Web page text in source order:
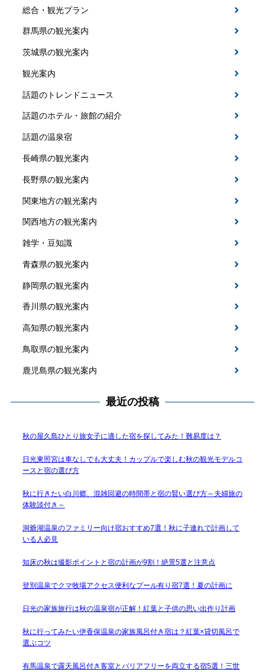
総合・観光プラン
群馬県の観光案内
茨城県の観光案内
観光案内
話題のトレンドニュース
話題のホテル・旅館の紹介
話題の温泉宿
長崎県の観光案内
長野県の観光案内
関東地方の観光案内
関西地方の観光案内
雑学・豆知識
青森県の観光案内
静岡県の観光案内
香川県の観光案内
高知県の観光案内
鳥取県の観光案内
鹿児島県の観光案内
最近の投稿
秋の屋久島ひとり旅女子に適した宿を探してみた！難易度は？
日光東照宮は車なしでも大丈夫！カップルで楽しむ秋の観光モデルコ
ースと宿の選び方
秋に行きたい白川郷、混雑回避の時間帯と宿の賢い選び方～夫婦旅の
体験談付き～
洞爺湖温泉のファミリー向け宿おすすめ7選！秋に子連れで計画して
いる人必見
知床の秋は撮影ポイントと宿の計画が9割！絶景5選と注意点
登別温泉でクマ牧場アクセス便利なプール有り宿7選！夏の計画に
日光の家族旅行は秋の温泉宿が正解！紅葉と子供の思い出作り計画
秋に行ってみたい伊香保温泉の家族風呂付き宿は？紅葉×貸切風呂で
選ぶコツ
有馬温泉で露天風呂付き客室とバリアフリーを両立する宿5選！三世